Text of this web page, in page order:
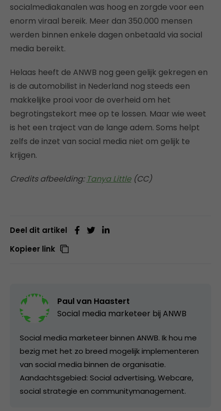
socialmediakanalen was hoog en zorgde voor een
enorm viraal bereik. Meer dan 350.000 mensen
werden binnen enkele dagen onbetaald via social
media bereikt.
Helaas heeft de ANWB nog geen gelijk gekregen en
is de automobilist in Nederland nog steeds een
makkelijke prooi voor de overheid om het
begrotingstekort mee op te lossen. Maar wie weet
is het een traject van de lange adem. Soms helpt
zelfs de inzet van social media niet om gelijk te
krijgen.
Credits afbeelding: Tanya Little(CC)
Deel dit artikel
Kopieer link
Paul van Haastert
Social media marketeer bij ANWB
Social media marketeer binnen ANWB. Ik hou me
bezig met het zo breed mogelijk implementeren
van social media binnen de organisatie.
Aandachtsgebied: Social advertising, Webcare,
social strategie en communitymanagement.